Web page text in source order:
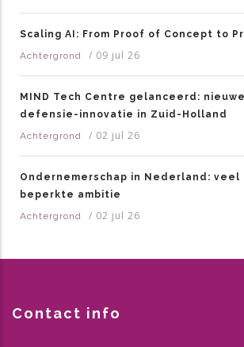
Scaling AI: From Proof of Concept to
Achtergrond
/ 09 jul 26
MIND Tech Centre gelanceerd:
defensie-innovatie in Zuid-Holland
Achtergrond
/ 02 jul 26
Ondernemerschap in Nederland:
beperkte ambitie
Achtergrond
/ 02 jul 26
Contact info